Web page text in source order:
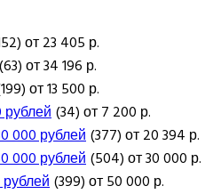
от 23 405 р.
(63) от 34 196 р.
от 13 500 р.
(34) от 7 200 р.
000 рублей(377) от 20 394 р.
000 рублей(504) от 30 000 р.
(399) от 50 000 р.